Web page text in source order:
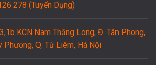
278 (Tuyển Dụng)
KCN Nam Thăng Long, Đ. Tân Phong,
Phương, Q. Từ Liêm, Hà Nội